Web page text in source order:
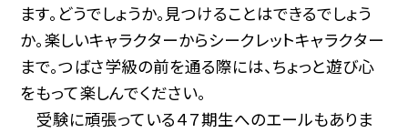
ます。どうでしょうか。見つけることはできるでしょう
か。楽しいキャラクターからシークレットキャラクター
まで。つばさ学級の前を通る際には、ちょっと遊び心
をもって楽しんでください。
受験に頑張っている４７期生へのエールもありま